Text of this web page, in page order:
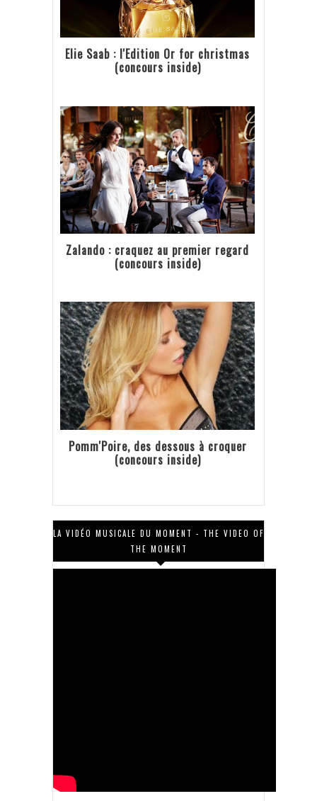
Elie Saab : l'Edition Or for christmas
(concours inside)
Zalando : craquez au premier regard
(concours inside)
Pomm'Poire, des dessous à croquer
(concours inside)
LA VIDÉO MUSICALE DU MOMENT - THE VIDEO OF
THE MOMENT